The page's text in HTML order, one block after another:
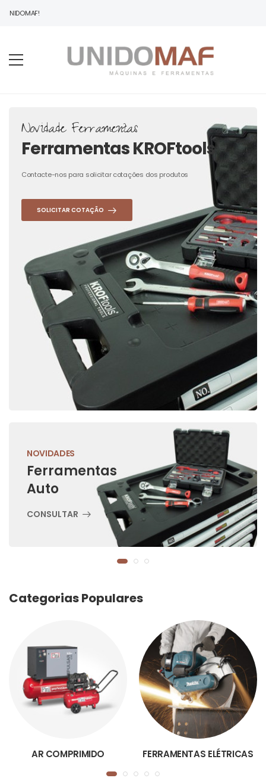
Novidade Ferramentas
Ferramentas KROFtools
Contacte-nos para solicitar cotações dos produtos
SOLICITAR COTAÇÃO
NOVIDADES
Ferramentas
Auto
CONSULTAR
Categorias Populares
AR COMPRIMIDO FERRAMENTAS ELÉTRICAS